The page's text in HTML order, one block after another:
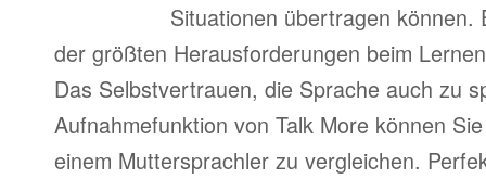
Situationen übertragen können.
der größten Herausforderungen beim
Das Selbstvertrauen, die Sprache auch zu
Aufnahmefunktion von Talk More können
einem Muttersprachler zu vergleichen.